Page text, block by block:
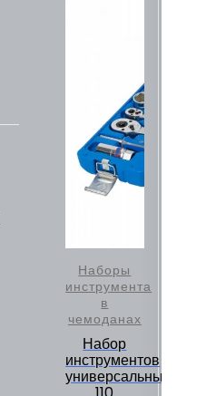
Наборы
инструмента
в
чемоданах
Набор
инструментов
универсальный,